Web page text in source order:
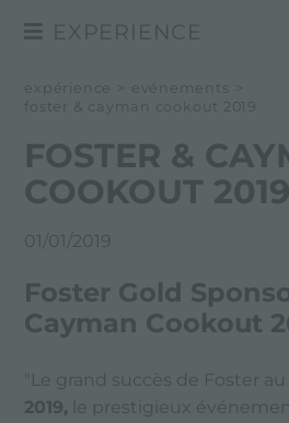
EXPERIENCE
EVÉNÉMENTS
PROJETS
expérience > evénements
>
foster & cayman cookout 2019
FOSTER &
COOKOUT 2019
01/01/2019
Foster Gold
Cayman Cookout
"Le grand succès de Foster au
2019, le prestigieux